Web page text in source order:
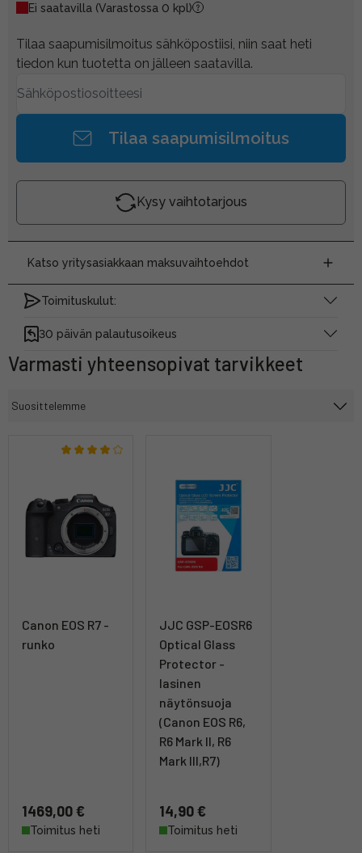
Ei saatavilla (Varastossa 0 kpl)
Tilaa saapumisilmoitus sähköpostiisi, niin saat heti
tiedon kun tuotetta on jälleen saatavilla.
Tilaa saapumisilmoitus
Kysy vaihtotarjous
Katso yritysasiakkaan maksuvaihtoehdot
Toimituskulut:
30 päivän palautusoikeus
Varmasti yhteensopivat tarvikkeet
Canon EOS R7 -
runko
1469,00 €
Toimitus heti
JJC GSP-EOSR6
Optical Glass
Protector -
lasinen
näytönsuoja
(Canon EOS R6,
R6 Mark II, R6
Mark III,R7)
14,90 €
Toimitus heti